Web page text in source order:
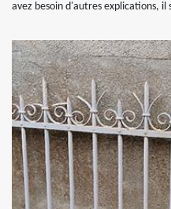
avez besoin d'autres explications,